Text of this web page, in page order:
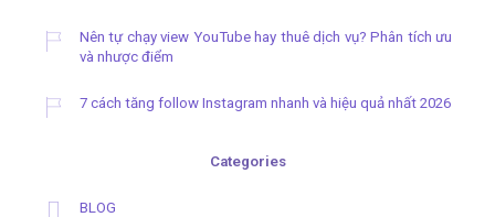
Nên tự chạy view YouTube hay thuê dịch vụ? Phân tích ưu
và nhược điểm
7 cách tăng follow Instagram nhanh và hiệu quả nhất 2026
Categories
BLOG